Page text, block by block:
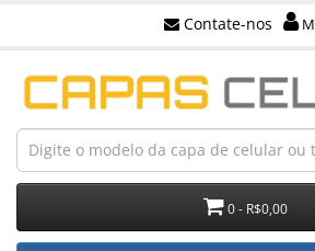
Contate-nos
0 - R$0,00